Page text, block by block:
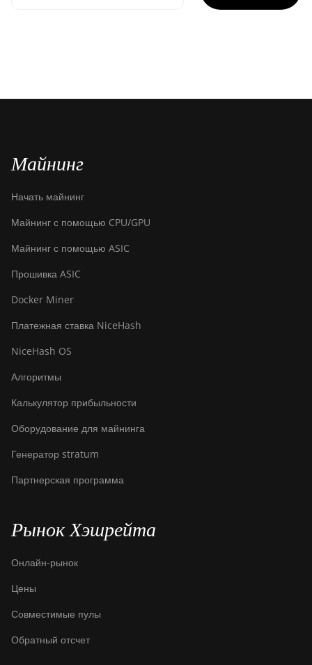
Майнинг
Начать майнинг
Майнинг с помощью CPU/GPU
Майнинг с помощью ASIC
Прошивка ASIC
Docker Miner
Платежная ставка NiceHash
NiceHash OS
Алгоритмы
Калькулятор прибыльности
Оборудование для майнинга
Генератор stratum
Партнерская программа
Рынок Хэшрейта
Онлайн-рынок
Цены
Совместимые пулы
Обратный отсчет